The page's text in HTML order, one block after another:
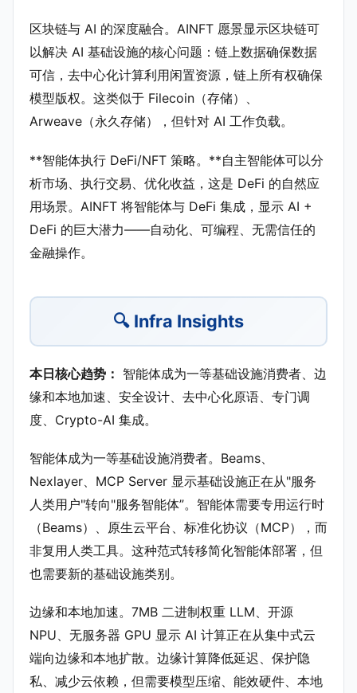
区块链与 AI 的深度融合。AINFT 愿景显示区块链可
以解决 AI 基础设施的核心问题：链上数据确保数据
可信，去中心化计算利用闲置资源，链上所有权确保
模型版权。这类似于 Filecoin（存储）、
Arweave（永久存储），但针对 AI 工作负载。
**智能体执行 DeFi/NFT 策略。**自主智能体可以分
析市场、执行交易、优化收益，这是 DeFi 的自然应
用场景。AINFT 将智能体与 DeFi 集成，显示 AI +
DeFi 的巨大潜力——自动化、可编程、无需信任的
金融操作。
🔍 Infra Insights
本日核心趋势： 智能体成为一等基础设施消费者、边
缘和本地加速、安全设计、去中心化原语、专门调
度、Crypto-AI 集成。
智能体成为一等基础设施消费者。Beams、
Nexlayer、MCP Server 显示基础设施正在从"服务
人类用户"转向"服务智能体”。智能体需要专用运行时
（Beams）、原生云平台、标准化协议（MCP），而
非复用人类工具。这种范式转移简化智能体部署，但
也需要新的基础设施类别。
边缘和本地加速。7MB 二进制权重 LLM、开源
NPU、无服务器 GPU 显示 AI 计算正在从集中式云
端向边缘和本地扩散。边缘计算降低延迟、保护隐
私、减少云依赖，但需要模型压缩、能效硬件、本地